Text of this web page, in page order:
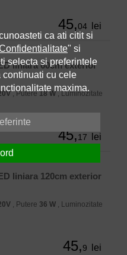
45,04 lei
liniara 60cm exterior
, Putere18 W , Luminozitate
45,17 lei
liniara 120cm exterior
, Putere 36 W , Luminozitate
45,9 lei
ca ati citit si
" si
selecta si preferintele
continuati cu cele
maxima.